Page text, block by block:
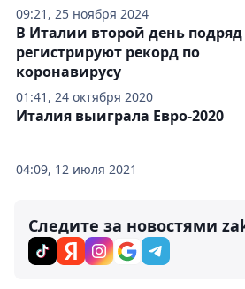
09:21, 25 ноября 2024
01:41, 24 октября 2020
В Италии второй день подряд
регистрируют рекорд по
коронавирусу
04:09, 12 июля 2021
Италия выиграла Евро-2020
Следите за новостями